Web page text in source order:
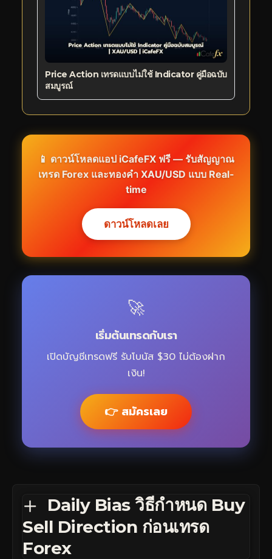
Price Action เทรดแบบไม่ใช้ Indicator คู่มือฉบับ
สมบูรณ์
📱 ดาวน์โหลดแอป iCafeFX ฟรี — รับสัญญาณ
เทรด Forex และทองคำ XAU/USD แบบ Real-
time
ดาวน์โหลดเลย
🚀
เริ่มต้นเทรดกับเรา
เปิดบัญชีเทรดฟรี รับโบนัส $30 ไม่ต้องฝาก
เงิน!
👉 สมัครเลย
Daily Bias วิธีกำหนด Buy
Sell Direction ก่อนเทรด
Forex